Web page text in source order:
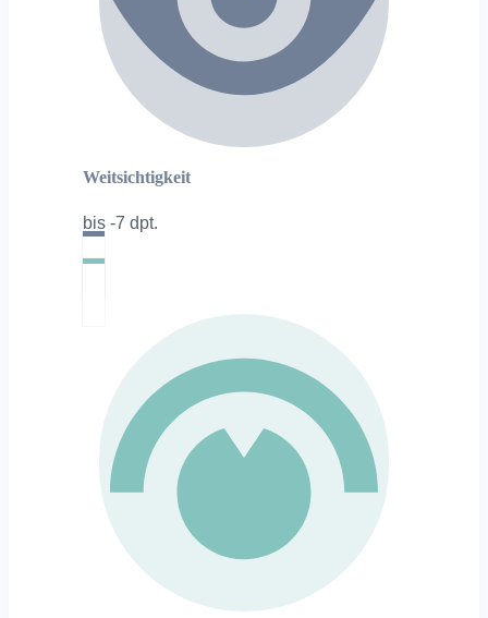
Weitsichtigkeit
bis -7 dpt.